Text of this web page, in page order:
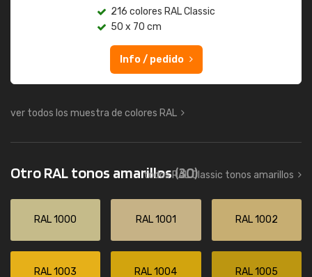
216 colores RAL Classic
50 x 70 cm
Info / pedido
ver todos los muestra de colores RAL
Otro RAL tonos amarillos(30)
todos RAL Classic tonos amarillos
RAL 1000 RAL 1001 RAL 1002
RAL 1003 RAL 1004 RAL 1005